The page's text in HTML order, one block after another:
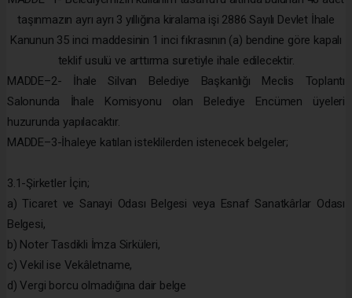
taşınmazın ayrı ayrı 3 yıllığına kiralama işi 2886 Sayılı Devlet İhale
Kanunun 35 inci maddesinin 1 inci fıkrasının (a) bendine göre kapalı
teklif usulü ve arttırma suretiyle ihale edilecektir.
MADDE–2- İhale Silvan Belediye Başkanlığı Meclis Toplantı
Salonunda İhale Komisyonu olan Belediye Encümen üyeleri
huzurunda yapılacaktır.
MADDE–3-İhaleye katılan isteklilerden istenecek belgeler;
3.1-Şirketler İçin;
a) Ticaret ve Sanayi Odası Belgesi veya Esnaf Sanatkârlar Odası
Belgesi,
b) Noter Tasdikli İmza Sirküleri,
c) Vekil ise Vekâletname,
d) Vergi borcu olmadığına dair belge